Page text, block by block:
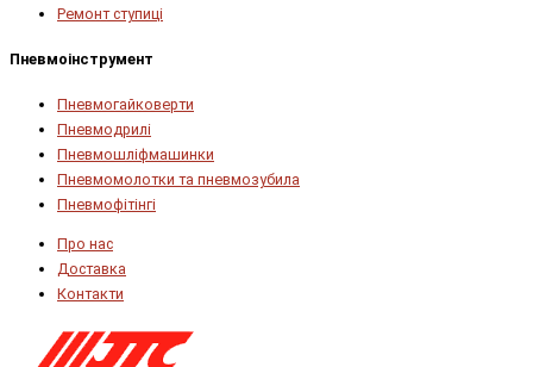
Ремонт ступиці
Пневмоінструмент
Пневмогайковерти
Пневмодрилі
Пневмошліфмашинки
Пневмомолотки та пневмозубила
Пневмофітінгі
Про нас
Доставка
Контакти